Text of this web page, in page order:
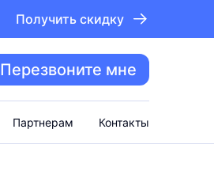
Получить скидку
Перезвоните мне
Партнерам Контакты